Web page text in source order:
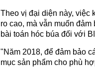
Theo vị đại diện này, việc
ro cao, mà vẫn muốn
bài toán hóc búa đối với
"Năm 2018, để đảm bảo
mục sản phẩm cho phù